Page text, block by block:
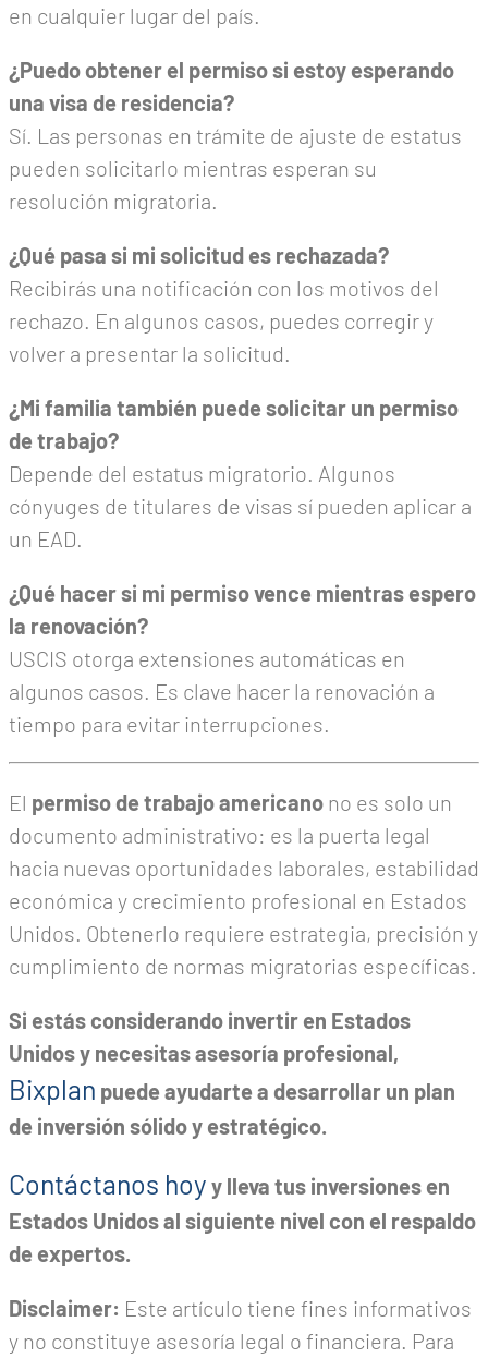
en cualquier lugar del país.
¿Puedo obtener el permiso si estoy esperando
una visa de residencia?
Sí. Las personas en trámite de ajuste de estatus
pueden solicitarlo mientras esperan su
resolución migratoria.
¿Qué pasa si mi solicitud es rechazada?
Recibirás una notificación con los motivos del
rechazo. En algunos casos, puedes corregir y
volver a presentar la solicitud.
¿Mi familia también puede solicitar un permiso
de trabajo?
Depende del estatus migratorio. Algunos
cónyuges de titulares de visas sí pueden aplicar a
un EAD.
¿Qué hacer si mi permiso vence mientras espero
la renovación?
USCIS otorga extensiones automáticas en
algunos casos. Es clave hacer la renovación a
tiempo para evitar interrupciones.
El permiso de trabajo americano no es solo un
documento administrativo: es la puerta legal
hacia nuevas oportunidades laborales, estabilidad
económica y crecimiento profesional en Estados
Unidos. Obtenerlo requiere estrategia, precisión y
cumplimiento de normas migratorias específicas.
Si estás considerando invertir en Estados
Unidos y necesitas asesoría profesional,
Bixplan puede ayudarte a desarrollar un plan
de inversión sólido y estratégico.
Contáctanos hoy y lleva tus inversiones en
Estados Unidos al siguiente nivel con el respaldo
de expertos.
Disclaimer: Este artículo tiene fines informativos
y no constituye asesoría legal o financiera. Para